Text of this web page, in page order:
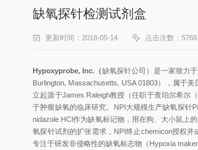
缺氧探针检测试剂盒
更新时间：2018-05-14 点击次数：5768
Hypoxyprobe, Inc. （缺氧探针公司）是一家致力
Burlington, Massachusetts, USA 01803），属于
立起源于James Raleigh教授（任职于查珀尔希尔
于肿瘤缺氧的临床研究。NPI大规模生产缺氧探针
nidazole HCl作为缺氧标记物，用在狗、大小鼠上
氧探针试剂的扩张需求，NPI终止chemicon授权
专注于研发非侵略性的缺氧标志物（Hypoxia